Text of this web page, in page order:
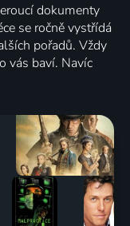
dokumenty
se ročně vystřídá
pořadů. Vždy
vás baví. Navíc